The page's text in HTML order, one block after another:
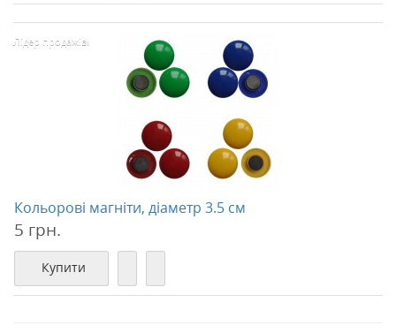
Лідер продажів!
Кольорові магніти, діаметр 3.5 см
5 грн.
Купити